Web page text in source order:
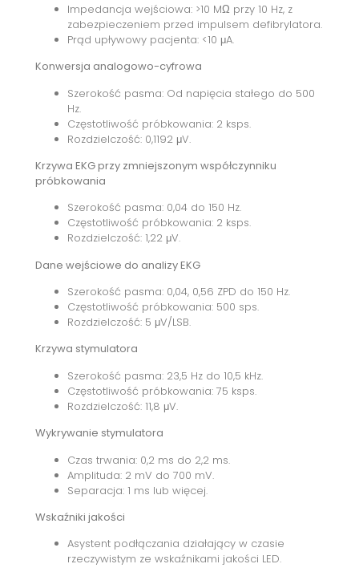
Impedancja wejściowa: >10 MΩ przy 10 Hz, z
zabezpieczeniem przed impulsem defibrylatora.
Prąd upływowy pacjenta: <10 μA.
Konwersja analogowo-cyfrowa
Szerokość pasma: Od napięcia stałego do 500
Hz.
Częstotliwość próbkowania: 2 ksps.
Rozdzielczość: 0,1192 μV.
Krzywa EKG przy zmniejszonym współczynniku
próbkowania
Szerokość pasma: 0,04 do 150 Hz.
Częstotliwość próbkowania: 2 ksps.
Rozdzielczość: 1,22 μV.
Dane wejściowe do analizy EKG
Szerokość pasma: 0,04, 0,56 ZPD do 150 Hz.
Częstotliwość próbkowania: 500 sps.
Rozdzielczość: 5 μV/LSB.
Krzywa stymulatora
Szerokość pasma: 23,5 Hz do 10,5 kHz.
Częstotliwość próbkowania: 75 ksps.
Rozdzielczość: 11,8 μV.
Wykrywanie stymulatora
Czas trwania: 0,2 ms do 2,2 ms.
Amplituda: 2 mV do 700 mV.
Separacja: 1 ms lub więcej.
Wskaźniki jakości
Asystent podłączania działający w czasie
rzeczywistym ze wskaźnikami jakości LED.